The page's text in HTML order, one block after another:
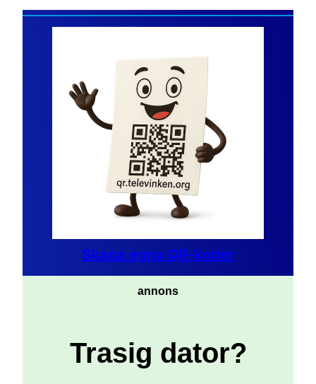
Skapa egna QR-koder
annons
Trasig dator?